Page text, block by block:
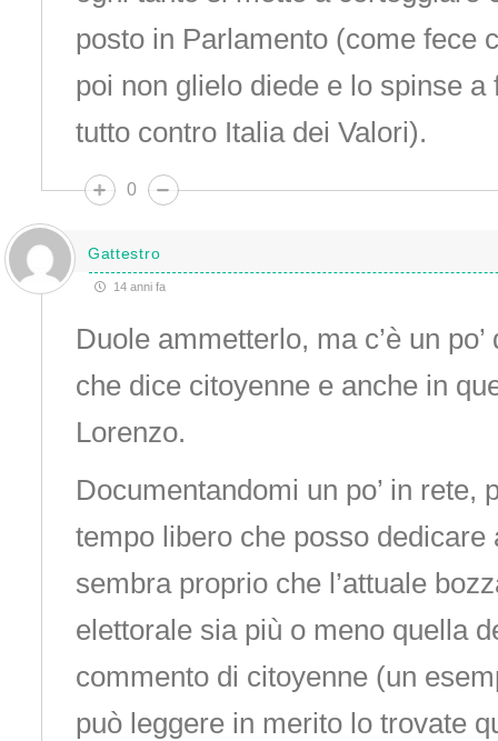
posto in Parlamento (come fece
poi non glielo diede e lo spinse a
tutto contro Italia dei Valori).
0
Gattestro
14 anni fa
Duole ammetterlo, ma c’è un
che dice citoyenne e anche in
Lorenzo.
Documentandomi un po’ in rete,
tempo libero che posso dedicare
sembra proprio che l’attuale
elettorale sia più o meno quella
commento di citoyenne (un
può leggere in merito lo trovate